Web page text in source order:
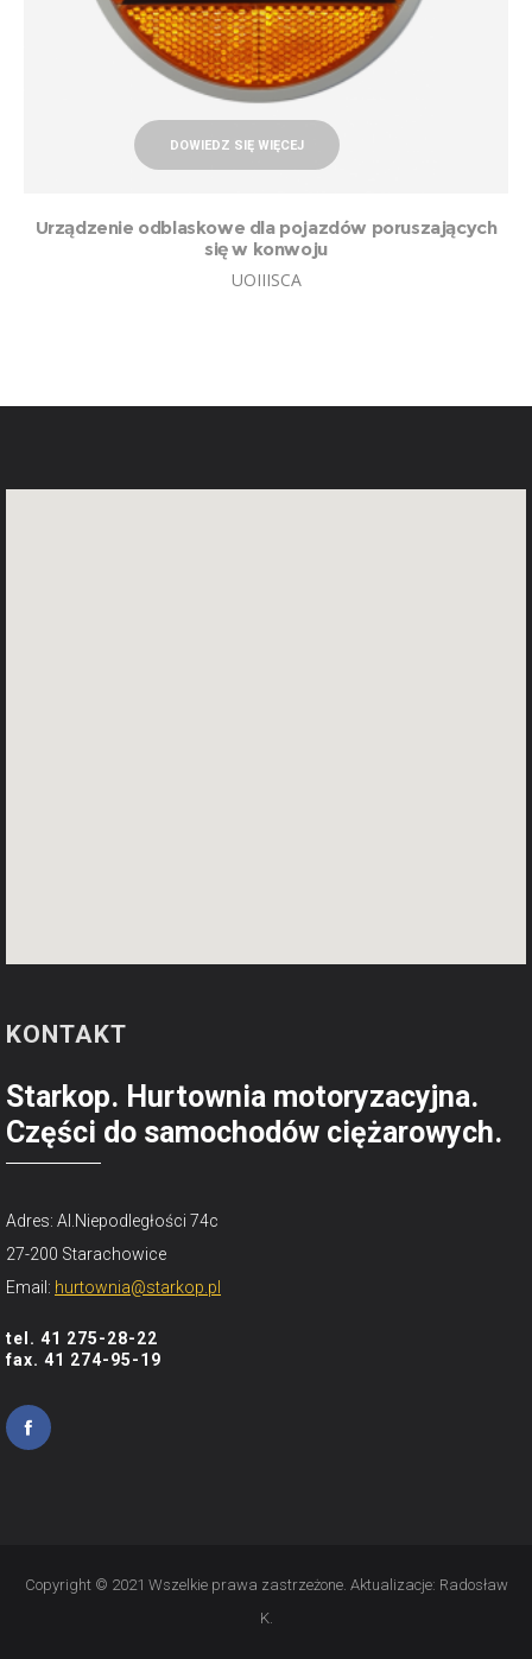
DOWIEDZ SIĘ WIĘCEJ
Urządzenie odblaskowe dla pojazdów poruszających
się w konwoju
UOIIISCA
KONTAKT
Starkop. Hurtownia motoryzacyjna.
Części do samochodów ciężarowych.
Adres: Al.Niepodległości 74c
27-200 Starachowice
Email: hurtownia@starkop.pl
tel. 41 275-28-22
fax. 41 274-95-19
Copyright © 2021 Wszelkie prawa zastrzeżone. Aktualizacje: Radosław
K.